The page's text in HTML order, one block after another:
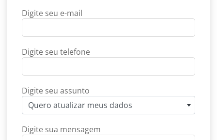
Digite seu e-mail
Digite seu telefone
Digite seu assunto
Quero atualizar meus dados
Digite sua mensagem